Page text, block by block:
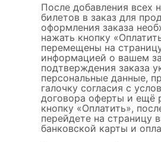
После добавления всех
билетов в заказ для
оформления заказа
нажать кнопку
перемещены на
информацией о вашем
подтверждения заказа
персональные данные,
галочку согласия с
договора оферты и ещё
кнопку «Оплатить»,
перейдете на страницу
банковской карты и